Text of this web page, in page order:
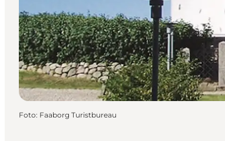
Foto: Faaborg Turistbureau